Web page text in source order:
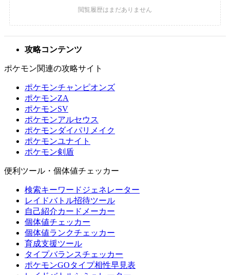
攻略コンテンツ
ポケモン関連の攻略サイト
ポケモンチャンピオンズ
ポケモンZA
ポケモンSV
ポケモンアルセウス
ポケモンダイパリメイク
ポケモンユナイト
ポケモン剣盾
便利ツール・個体値チェッカー
検索キーワードジェネレーター
レイドバトル招待ツール
自己紹介カードメーカー
個体値チェッカー
個体値ランクチェッカー
育成支援ツール
タイプバランスチェッカー
ポケモンGOタイプ相性早見表